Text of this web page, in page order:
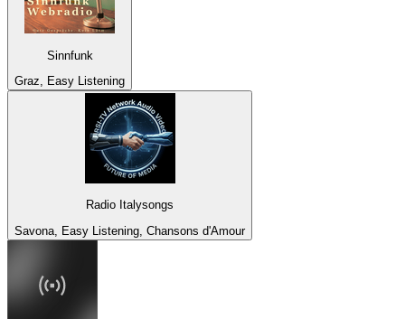
Sinnfunk
Graz, Easy Listening
Radio Italysongs
Savona, Easy Listening, Chansons d'Amour